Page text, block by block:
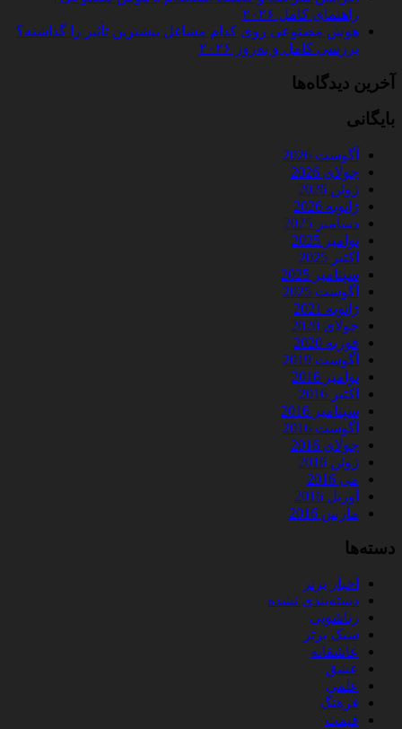
راهنمای کامل ۲۰۲۶
هوش مصنوعی روی کدام مشاغل بیشترین تأثیر را گذاشته؟
بررسی کامل و به‌روز ۲۰۲۶
آخرین دیدگاه‌ها
بایگانی
آگوست 2026
جولای 2026
ژوئن 2026
ژانویه 2026
دسامبر 2025
نوامبر 2025
اکتبر 2025
سپتامبر 2025
آگوست 2025
ژانویه 2021
جولای 2020
فوریه 2020
آگوست 2019
نوامبر 2016
اکتبر 2016
سپتامبر 2016
آگوست 2016
جولای 2016
ژوئن 2016
می 2016
آوریل 2016
مارس 2016
دسته‌ها
اخبار برتر
دسته‌بندی نشده
زناشویی
سبک برتر
عاشقانه
عشق
علمی
فرهنگ
قیمت